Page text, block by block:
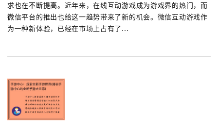
求也在不断提高。近年来，在线互动游戏成为游戏界的热门，而
微信平台的推出也给这一趋势带来了新的机会。微信互动游戏作
为一种新体验，已经在市场上占有了...